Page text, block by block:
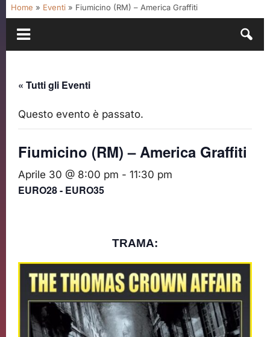
Home » Eventi » Fiumicino (RM) – America Graffiti
« Tutti gli Eventi
Questo evento è passato.
Fiumicino (RM) – America Graffiti
Aprile 30 @ 8:00 pm - 11:30 pm
EURO28 - EURO35
TRAMA: